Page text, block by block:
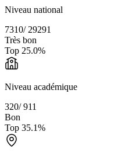
Niveau national
7310/ 29291
Très bon
Top 25.0%
Niveau académique
320/911
Bon
Top 35.1%